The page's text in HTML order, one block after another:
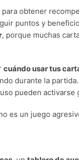
para obtener
puntos y
, porque muchas
cuándo usar tus
durante la
pueden activarse
es un juego